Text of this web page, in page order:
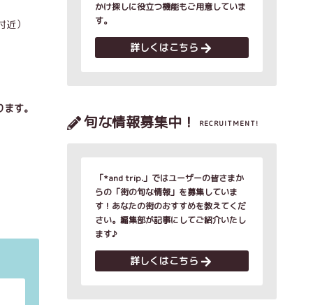
）
す。
かけ探しに役立つ機能もご用意していま
す。
詳しくはこちら
旬な情報募集中！ RECRUITMENT!
「*and trip.」ではユーザーの皆さまか
らの「街の旬な情報」を募集していま
す！あなたの街のおすすめを教えてくだ
さい。編集部が記事にしてご紹介いたし
ます♪
詳しくはこちら